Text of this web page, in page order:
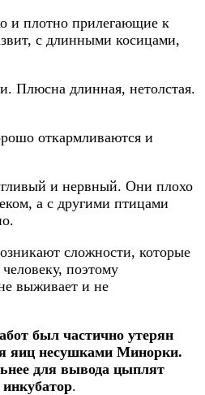
и плотно прилегающие к
с длинными косицами,
Плюсна длинная, нетолстая.
откармливаются и
и нервный. Они плохо
а с другими птицами
сложности, которые
поэтому
выживает и не
был частично утерян
яиц несушками Минорки.
для вывода цыплят
.